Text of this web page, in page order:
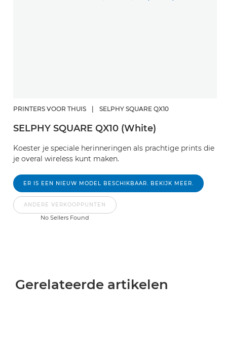
PRINTERS VOOR THUIS SELPHY SQUARE QX10
SELPHY SQUARE QX10 (White)
Koester je speciale herinneringen als prachtige prints die
je overal wireless kunt maken.
ER IS EEN NIEUW MODEL BESCHIKBAAR. BEKIJK MEER.
ANDERE VERKOOPPUNTEN
No Sellers Found
Gerelateerde artikelen